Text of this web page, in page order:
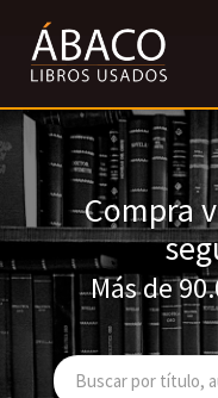
Compra
Más de